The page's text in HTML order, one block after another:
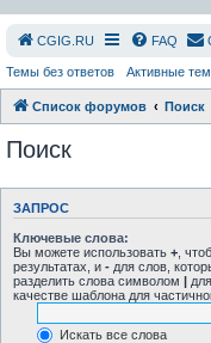
СGIG.RU FAQ
Темы без ответов Активные
Список форумов Поиск
Поиск
ЗАПРОС
Ключевые слова:
Вы можете использовать + ,
результатах, и - для слов,
разделить слова символом |
качестве шаблона для
Искать все слова